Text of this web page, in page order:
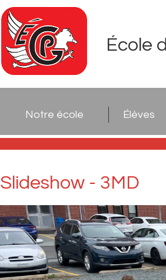
École
Notre école Élèves
Slideshow - 3MD